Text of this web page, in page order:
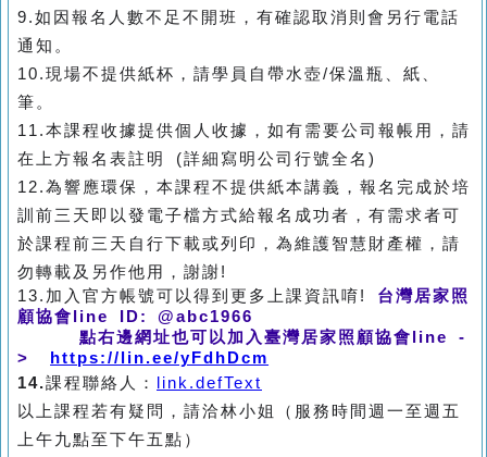
9.如因報名人數不足不開班，有確認取消則會另行電話
通知。
10.現場不提供紙杯，請學員自帶水壺/保溫瓶、紙、
筆。
11.本課程收據提供個人收據，如有需要公司報帳用，請
在上方報名表註明 (詳細寫明公司行號全名)
12.為響應環保，本課程不提供紙本講義，報名完成於培
訓前三天即以發電子檔方式給報名成功者，有需求者可
於課程前三天自行下載或列印，為維護智慧財產權，請
勿轉載及另作他用，謝謝!
13.加入官方帳號可以得到更多上課資訊唷! 台灣居家照
顧協會line ID: @abc1966
點右邊網址也可以加入臺灣居家照顧協會line -
>
https://lin.ee/yFdhDcm
14.課程聯絡人：
link.defText
以上課程若有疑問，請洽林小姐（服務時間週一至週五
上午九點至下午五點）